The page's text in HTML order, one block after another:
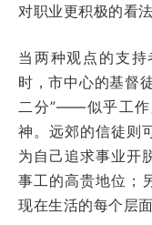
对职业更积极的看法
当两种观点的支
时，市中心的基督
二分”——似乎工作
神。远郊的信徒则
为自己追求事业开
事工的高贵地位；
现在生活的每个层面